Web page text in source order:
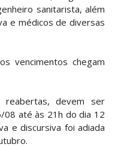
sanitarista, além
e médicos de diversas
vencimentos chegam
reabertas, devem ser
08 até às 21h do dia 12
e discursiva foi adiada